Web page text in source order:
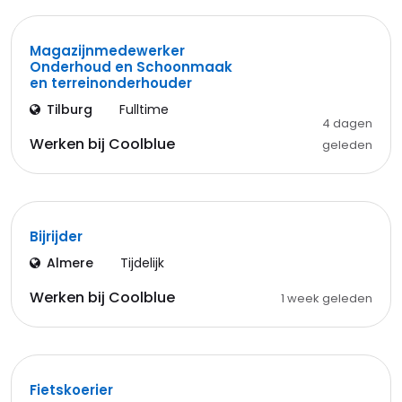
Magazijnmedewerker
Onderhoud en Schoonmaak
en terreinonderhouder
Tilburg Fulltime
Werken bij Coolblue
4 dagen
geleden
Bijrijder
Almere Tijdelijk
Werken bij Coolblue 1 week geleden
Fietskoerier